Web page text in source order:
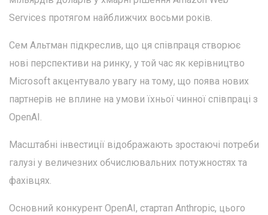
Services протягом найближчих восьми років.
Сем Альтман підкреслив, що ця співпраця створює
нові перспективи на ринку, у той час як керівництво
Microsoft акцентувало увагу на тому, що поява нових
партнерів не вплине на умови їхньої чинної співпраці з
OpenAI.
Масштабні інвестиції відображають зростаючі потреби
галузі у величезних обчислювальних потужностях та
фахівцях.
Основний конкурент OpenAI, стартап Anthropic, цього